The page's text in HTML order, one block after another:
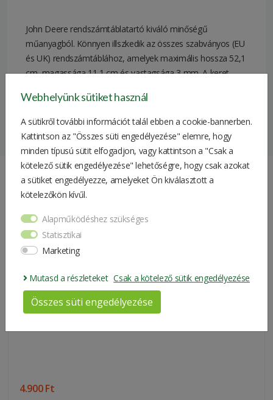
John Deere rendszámtáblatartó kiváló minőségű
műanyagból. Könnyen illszkedik az összes szabványos (EU
és UK) rendszámtáblához, amelyek maximális hossza 52,1
cm, magassága 11,1 cm és vastagsága 3 mm. A keret
Súly 0.2 kg
Csomagolási
méret
59*15*1 cm
Hasonló Termékek
Kramer Kulacs
4.900 Ft
Webhelyünk sütiket használ
A sütikről további információt talál ebben a cookie-bannerben.
Kattintson az "Összes süti engedélyezése" elemre, hogy
minden típusú sütit elfogadjon, vagy kattintson a "Csak a
kötelező sütik engedélyezése" lehetőségre, hogy csak azokat
a sütiket engedélyezze, amelyeket Ön kiválasztott a
kötelezőkön kívűl.
Alapműködéshez szükséges
Statisztikai
Marketing
Mutasd a részleteket Csak a kötelező sütik engedélyezése
Összes süti engedélyezése